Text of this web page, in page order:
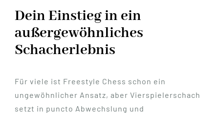
Dein Einstieg in ein
außergewöhnliches
Schacherlebnis
Für viele ist Freestyle Chess schon ein
ungewöhnlicher Ansatz, aber Vierspielerschach
setzt in puncto Abwechslung und